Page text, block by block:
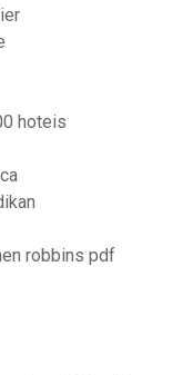
hoteis
robbins pdf